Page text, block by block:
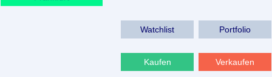
Watchlist Portfolio
Kaufen Verkaufen